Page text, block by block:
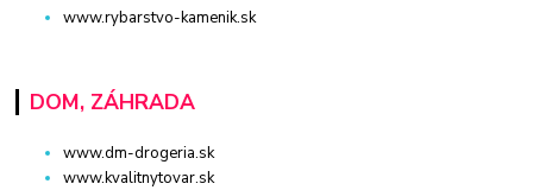
www.rybarstvo-kamenik.sk
DOM, ZÁHRADA
www.dm-drogeria.sk
www.kvalitnytovar.sk